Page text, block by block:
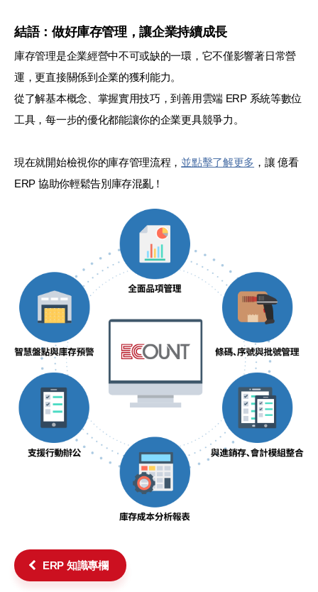
結語：做好庫存管理，讓企業持續成長
庫存管理是企業經營中不可或缺的一環，它不僅影響著日常營
運，更直接關係到企業的獲利能力。
從了解基本概念、掌握實用技巧，到善用雲端 ERP 系統等數位
工具，每一步的優化都能讓你的企業更具競爭力。
現在就開始檢視你的庫存管理流程， 並點擊了解更多 ，讓 億看
ERP 協助你輕鬆告別庫存混亂！
ERP 知識專欄